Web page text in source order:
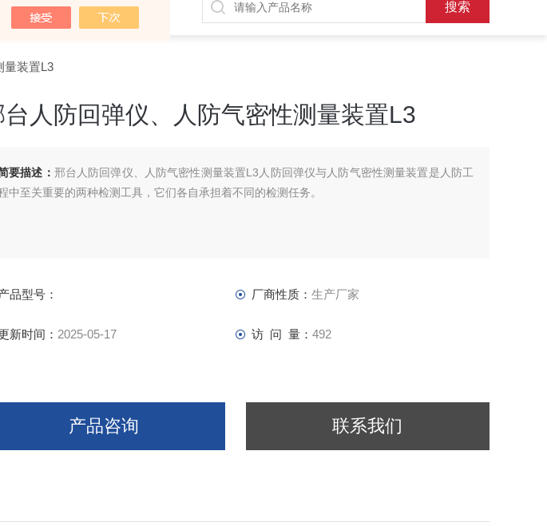
量装置L3
台人防回弹仪、人防气密性测量装置L3
要描述： 邢台人防回弹仪、人防气密性测量装置L3人防回弹仪与人防气密性测量装置是人防工
中至关重要的两种检测工具，它们各自承担着不同的检测任务。
品型号： 厂商性质： 生产厂家
新时间： 2025-05-17 访 问 量： 492
产品咨询 联系我们